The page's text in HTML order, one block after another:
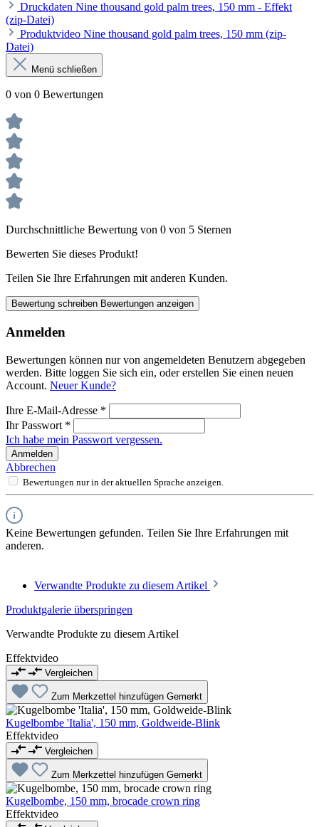
Druckdaten Nine thousand gold palm trees, 150 mm - Effekt
(zip-Datei)
Produktvideo Nine thousand gold palm trees, 150 mm (zip-
Datei)
Menü schließen
0 von 0 Bewertungen
Durchschnittliche Bewertung von 0 von 5 Sternen
Bewerten Sie dieses Produkt!
Teilen Sie Ihre Erfahrungen mit anderen Kunden.
Bewertung schreiben Bewertungen anzeigen
Anmelden
Bewertungen können nur von angemeldeten Benutzern abgegeben
werden. Bitte loggen Sie sich ein, oder erstellen Sie einen neuen
Account. Neuer Kunde?
Ihre E-Mail-Adresse *
Ihr Passwort *
Ich habe mein Passwort vergessen.
Anmelden
Abbrechen
Bewertungen nur in der aktuellen Sprache anzeigen.
Keine Bewertungen gefunden. Teilen Sie Ihre Erfahrungen mit
anderen.
Verwandte Produkte zu diesem Artikel
Produktgalerie überspringen
Verwandte Produkte zu diesem Artikel
Effektvideo
Vergleichen
Zum Merkzettel hinzufügen Gemerkt
Kugelbombe 'Italia', 150 mm, Goldweide-Blink
Effektvideo
Vergleichen
Zum Merkzettel hinzufügen Gemerkt
Kugelbombe, 150 mm, brocade crown ring
Effektvideo